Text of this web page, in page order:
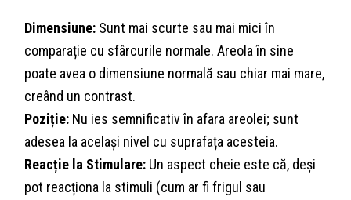
Dimensiune: Sunt mai scurte sau mai mici în
comparație cu sfârcurile normale. Areola în sine
poate avea o dimensiune normală sau chiar mai mare,
creând un contrast.
Poziție: Nu ies semnificativ în afara areolei; sunt
adesea la același nivel cu suprafața acesteia.
Reacție la Stimulare: Un aspect cheie este că, deși
pot reacționa la stimuli (cum ar fi frigul sau